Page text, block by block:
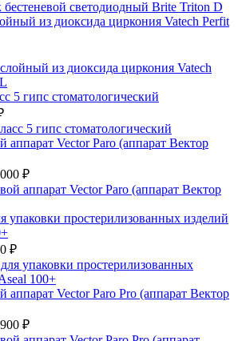
из диоксида циркония Vatech Perfit
5 гипс стоматологический
аппарат Vector Paro (аппарат Вектор
₽
упаковки простерилизованных изделий
₽
аппарат Vector Paro Pro (аппарат Вектор
₽